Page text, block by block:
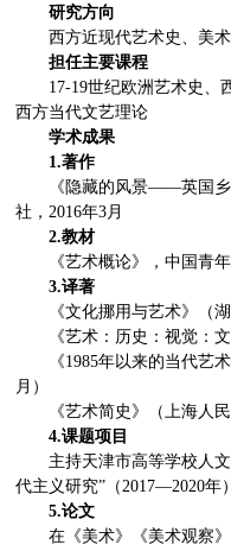
研究方向
西方近现代艺术史、美
担任主要课程
17-19世纪欧洲艺术史、
西方当代文艺理论
学术成果
1.著作
《隐藏的风景——英国
社，2016年3月
2.教材
《艺术概论》，中国青
3.译著
《文化挪用与艺术》（
《艺术：历史：视觉：
《1985年以来的当代艺
月）
《艺术简史》（上海人
4.课题项目
主持天津市高等学校人
代主义研究”（2017—2020年）
5.论文
在《美术》《美术观察